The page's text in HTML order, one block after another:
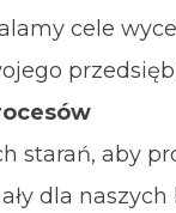
cele
starań, aby
dla naszych